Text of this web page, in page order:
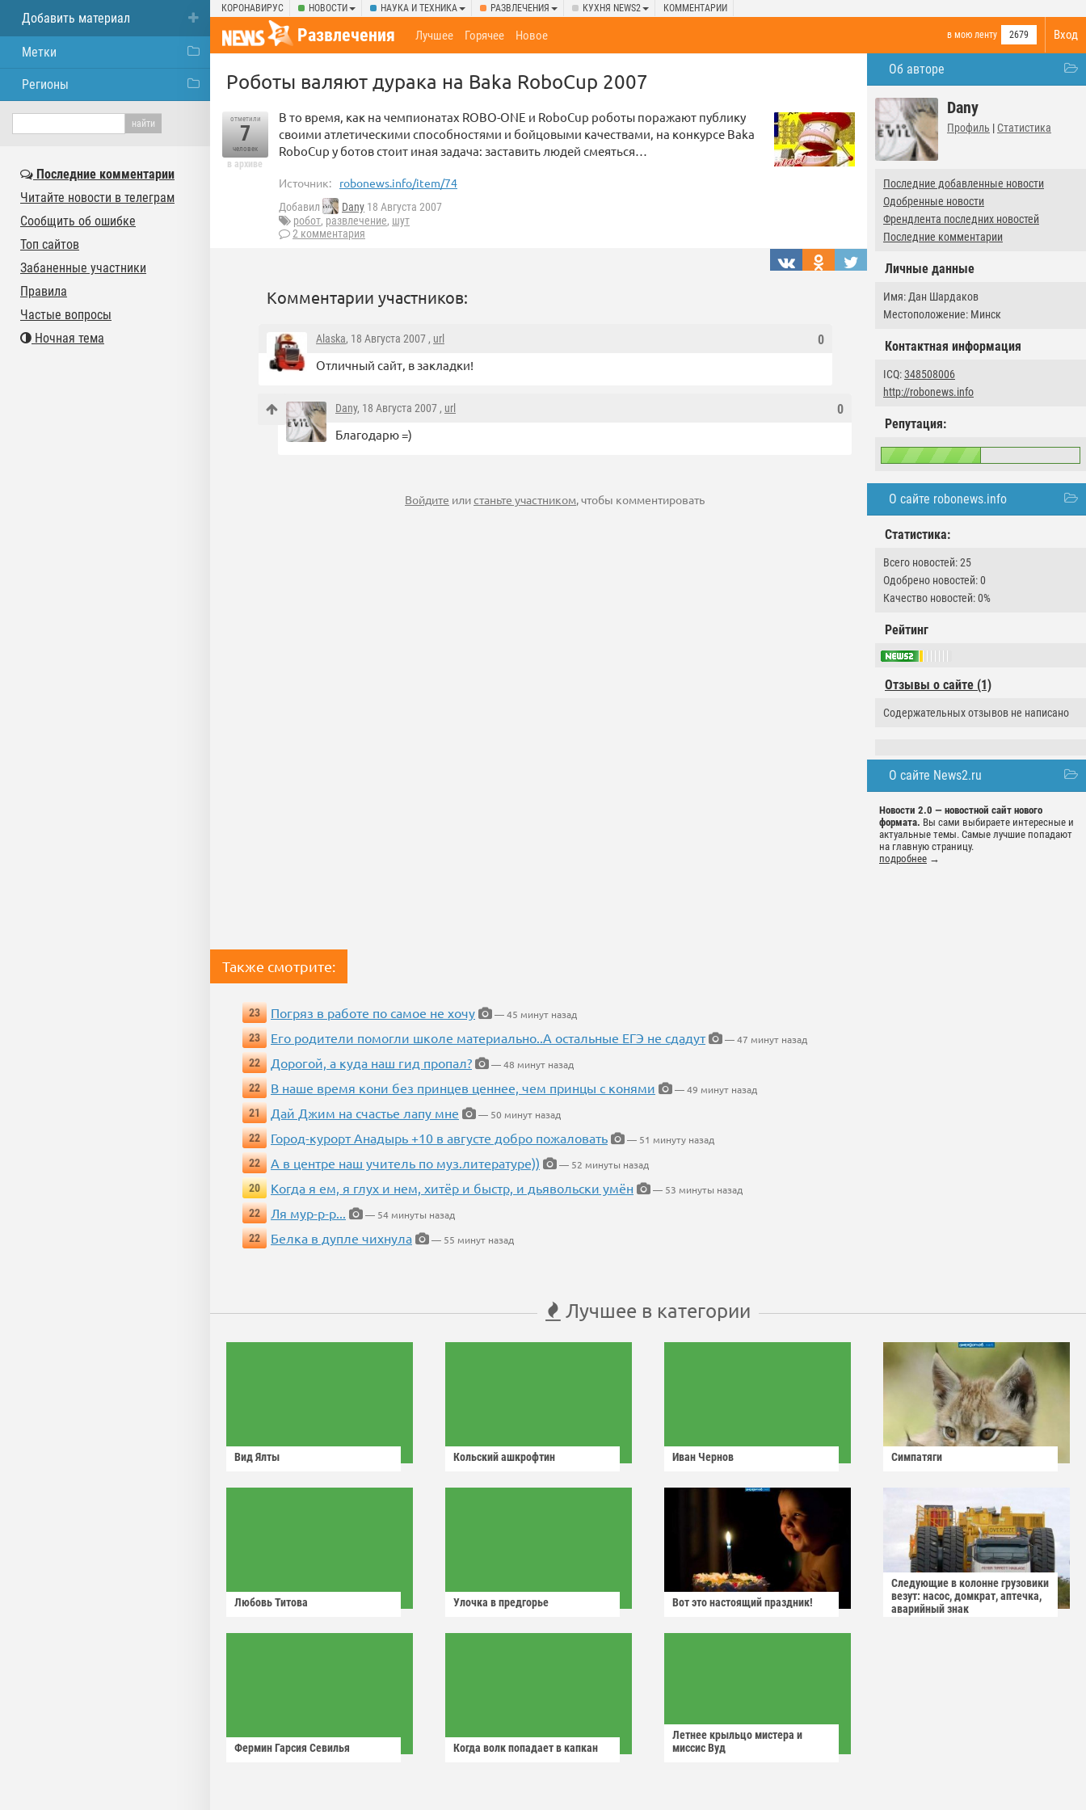
КОРОНАВИРУС НОВОСТИ НАУКА И ТЕХНИКА РАЗВЛЕЧЕНИЯ КУХНЯ NEWS2 КОММЕНТАРИИ
Вход
Развлечения в мою ленту 2679
Лучшее Горячее Новое
Об авторе
Dany
Профиль | Статистика
Последние добавленные новости
Одобренные новости
Френдлента последних новостей
Последние комментарии
Личные данные
Имя: Дан Шардаков
Местоположение: Минск
Контактная информация
ICQ:348508006
http://robonews.info
Репутация:
О сайте robonews.info
Статистика:
Всего новостей: 25
Одобрено новостей: 0
Качество новостей: 0%
Рейтинг
Отзывы о сайте (1)
Содержательных отзывов не написано
О сайте News2.ru
Новости 2.0 — новостной сайт нового
формата. Вы сами выбираете интересные и
актуальные темы. Самые лучшие попадают
на главную страницу.
подробнее →
Роботы валяют дурака на Baka RoboCup 2007
отметили
7
человек
в архиве
В то время, как на чемпионатах ROBO-ONE и RoboCup роботы поражают публику
своими атлетическими способностями и бойцовыми качествами, на конкурсе Baka
RoboCup у ботов стоит иная задача: заставить людей смеяться…
Источник: robonews.info/item/74
Добавил Dany 18 Августа 2007
робот, развлечение, шут
2 комментария
Комментарии участников:
0
Alaska, 18 Августа 2007 , url
Отличный сайт, в закладки!
0
Dany, 18 Августа 2007 , url
Благодарю =)
Войдите илистаньте участником, чтобы комментировать
Также смотрите:
23 Погряз в работе по самое не хочу
— 45 минут назад
23
Его родители помогли школе материально..А остальные ЕГЭ не сдадут
— 47 минут назад
22
Дорогой, а куда наш гид пропал?
— 48 минут назад
22
В наше время кони без принцев ценнее, чем принцы с конями
— 49 минут назад
21
Дай Джим на счастье лапу мне
— 50 минут назад
22
Город-курорт Анадырь +10 в августе добро пожаловать
— 51 минуту назад
22
А в центре наш учитель по муз.литературе))
— 52 минуты назад
20
Когда я ем, я глух и нем, хитёр и быстр, и дьявольски умён
— 53 минуты назад
22
Ля мур-р-р...
— 54 минуты назад
22
Белка в дупле чихнула — 55 минут назад
Лучшее в категории
Вид Ялты Кольский ашкрофтин Иван Чернов Симпатяги
Любовь Титова Улочка в предгорье Вот это настоящий праздник!
Следующие в колонне грузовики
везут: насос, домкрат, аптечка,
аварийный знак
Фермин Гарсия Севилья Когда волк попадает в капкан
Летнее крыльцо мистера и
миссис Вуд
Добавить материал
Метки
Регионы
Последние комментарии
Читайте новости в телеграм
Сообщить об ошибке
Топ сайтов
Забаненные участники
Правила
Частые вопросы
Ночная тема